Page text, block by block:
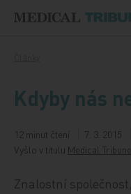
Kdyby nás
12 minut čtení 7. 3. 2015
Vyšlo v titulu Medical Tribune
Znalostní